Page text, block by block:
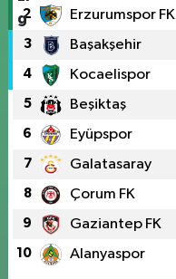
2 Erzurumspor FK
3 Başakşehir
4 Kocaelispor
5 Beşiktaş
6 Eyüpspor
7 Galatasaray
8 Çorum FK
9 Gaziantep FK
10 Alanyaspor